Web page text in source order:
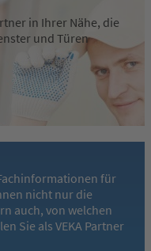
in Ihrer Nähe, die
und Türen
für
nicht nur die
auch, von welchen
Sie als VEKA Partner